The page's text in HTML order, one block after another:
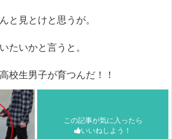
と見とけと思うが。
たいかと言うと。
校生男子が育つんだ！！
この記事が気に入ったら
いいねしよう！